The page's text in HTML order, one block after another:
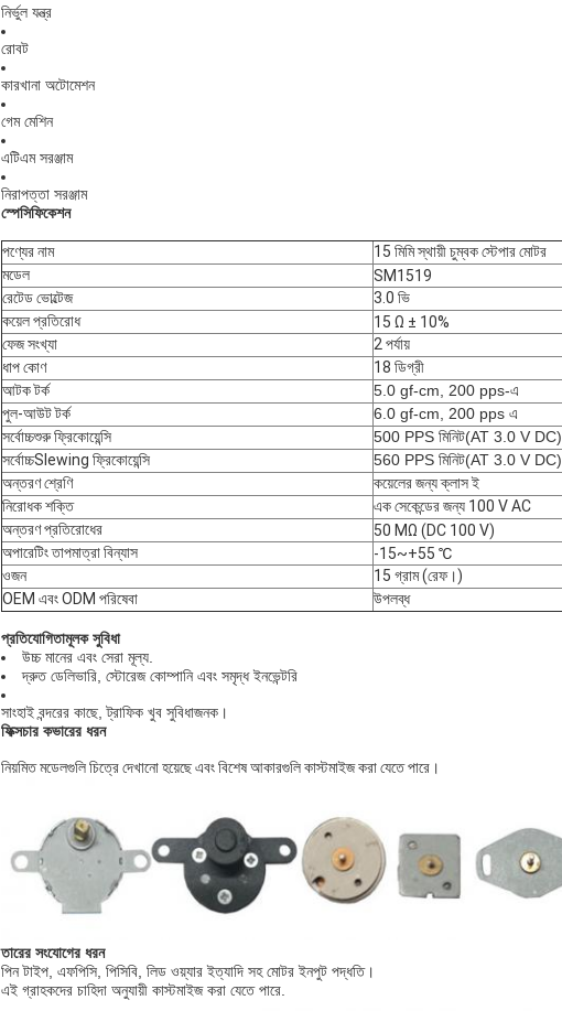
নির্ভুল যন্ত্র
রোবট
কারখানা অটোমেশন
গেম মেশিন
এটিএম সরঞ্জাম
নিরাপত্তা সরঞ্জাম
স্পেসিফিকেশন
পণ্যের নাম
15 মিমি স্থায়ী চুম্বক স্টেপার মোটর
মডেল
SM1519
রেটেড ভোল্টেজ
3.0 ভি
কয়েল প্রতিরোধ
15 Ω ± 10%
ফেজ সংখ্যা
2 পর্যায়
ধাপ কোণ
18 ডিগ্রী
আটক টর্ক
5.0 gf-cm, 200 pps-এ
পুল-আউট টর্ক
6.0 gf-cm, 200 pps এ
সর্বোচ্চশুরু ফ্রিকোয়েন্সি
500 PPS মিনিট(AT 3.0 V DC)
সর্বোচ্চSlewing ফ্রিকোয়েন্সি
560 PPS মিনিট(AT 3.0 V DC)
অন্তরণ শ্রেণি
কয়েলের জন্য ক্লাস ই
নিরোধক শক্তি
এক সেকেন্ডের জন্য 100 V AC
অন্তরণ প্রতিরোধের
50 MΩ (DC 100 V)
অপারেটিং তাপমাত্রা বিন্যাস
-15~+55 ℃
ওজন
15 গ্রাম (রেফ।)
OEM এবং ODM পরিষেবা
উপলব্ধ
প্রতিযোগিতামূলক সুবিধা
উচ্চ মানের এবং সেরা মূল্য.
দ্রুত ডেলিভারি, স্টোরেজ কোম্পানি এবং সমৃদ্ধ ইনভেন্টরি
সাংহাই বন্দরের কাছে, ট্রাফিক খুব সুবিধাজনক।
ফিক্সচার কভারের ধরন
নিয়মিত মডেলগুলি চিত্রে দেখানো হয়েছে এবং বিশেষ আকারগুলি কাস্টমাইজ করা যেতে পারে।
তারের সংযোগের ধরন
পিন টাইপ, এফপিসি, পিসিবি, লিড ওয়্যার ইত্যাদি সহ মোটর ইনপুট পদ্ধতি।
এই গ্রাহকদের চাহিদা অনুযায়ী কাস্টমাইজ করা যেতে পারে.